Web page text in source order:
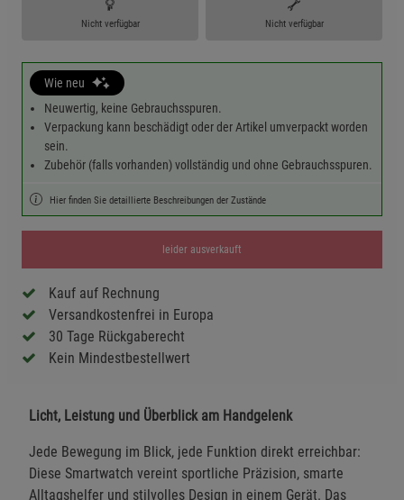
Nicht verfügbar Nicht verfügbar
Wie neu
Neuwertig, keine Gebrauchsspuren.
Verpackung kann beschädigt oder der Artikel umverpackt worden
sein.
Zubehör (falls vorhanden) vollständig und ohne Gebrauchsspuren.
Hier finden Sie detaillierte Beschreibungen der Zustände
leider ausverkauft
Kauf auf Rechnung
Versandkostenfrei in Europa
30 Tage Rückgaberecht
Kein Mindestbestellwert
Licht, Leistung und Überblick am Handgelenk
Jede Bewegung im Blick, jede Funktion direkt erreichbar:
Diese Smartwatch vereint sportliche Präzision, smarte
Alltagshelfer und stilvolles Design in einem Gerät. Das